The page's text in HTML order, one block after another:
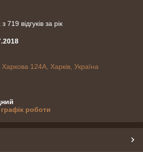
719 відгуків за рік
Харкова 124А, Харків, Україна
роботи